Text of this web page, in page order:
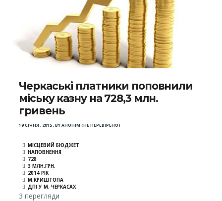
Черкаські платники поповнили
міську казну на 728,3 млн.
гривень
19 СІЧНЯ , 2015,BYАНОНІМ (НЕ ПЕРЕВІРЕНО)
МІСЦЕВИЙ БЮДЖЕТ
НАПОВНЕННЯ
728
3 МЛН.ГРН.
2014 РІК
М.КРИШТОПА
ДПІ У М. ЧЕРКАСАХ
3 перегляди